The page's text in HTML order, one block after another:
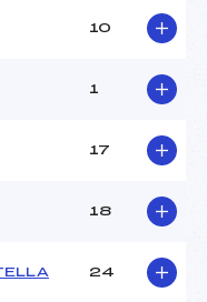
56
GARCINI (CA)
PERINO BUROC (CA)
10
1
17
18
24